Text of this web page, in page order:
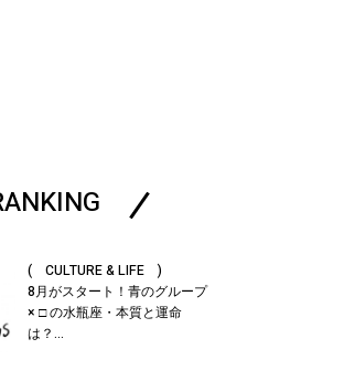
( CULTURE & LIFE )
8月がスタート！青のグループ
× □ の水瓶座・本質と運命
は？...